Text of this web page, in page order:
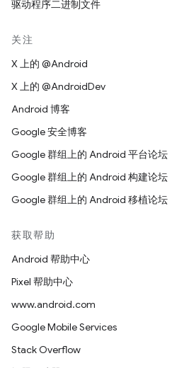
驱动程序二进制文件
关注
X 上的 @Android
X 上的 @AndroidDev
Android 博客
Google 安全博客
Google 群组上的 Android 平台论坛
Google 群组上的 Android 构建论坛
Google 群组上的 Android 移植论坛
获取帮助
Android 帮助中心
Pixel 帮助中心
www.android.com
Google Mobile Services
Stack Overflow